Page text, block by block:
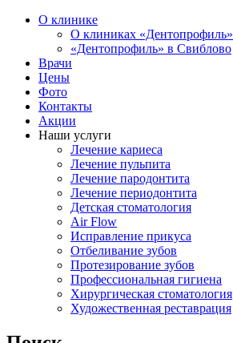
О клинике
О клиниках «Дентопрофиль»
«Дентопрофиль» в Свиблово
Врачи
Цены
Фото
Контакты
Акции
Наши услуги
Лечение кариеса
Лечение пульпита
Лечение пародонтита
Лечение периодонтита
Детская стоматология
Air Flow
Исправление прикуса
Отбеливание зубов
Протезирование зубов
Профессиональная гигиена
Хирургическая стоматология
Художественная реставрация